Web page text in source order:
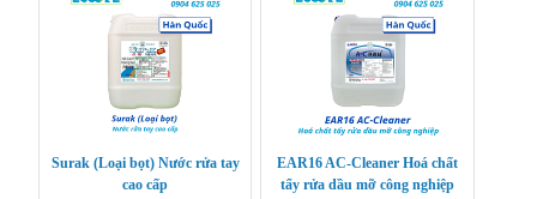
Surak (Loại bọt) Nước rửa tay
cao cấp
EAR16 AC-Cleaner Hoá chất
tẩy rửa dầu mỡ công nghiệp